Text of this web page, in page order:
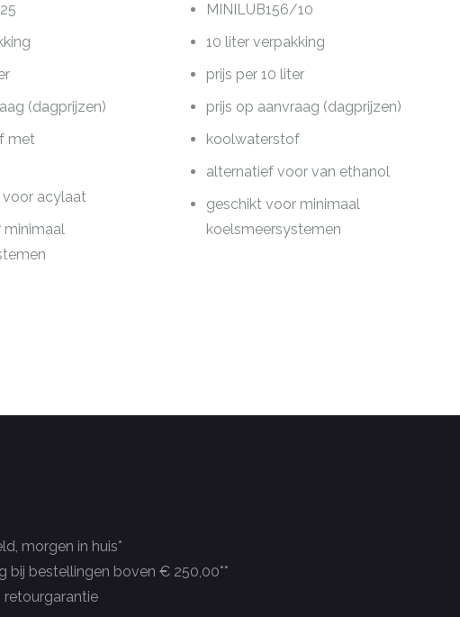
(dagprijzen)
met
voor acylaat
minimaal
MINILUB156/10
10 liter verpakking
prijs per 10 liter
prijs op aanvraag (dagprijzen)
koolwaterstof
alternatief voor van ethanol
geschikt voor minimaal
koelsmeersystemen
morgen in huis*
bij bestellingen boven € 250,00**
retourgarantie